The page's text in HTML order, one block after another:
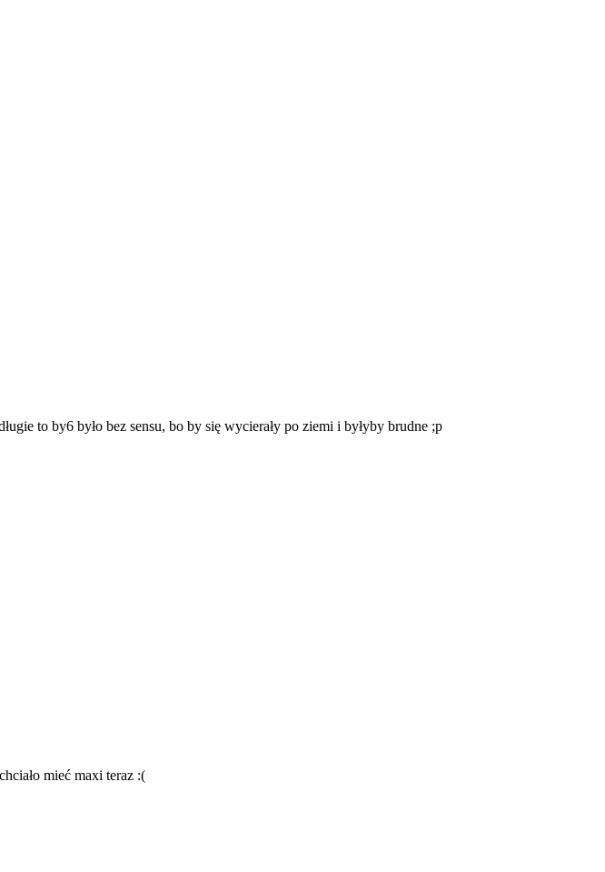
to by6 było bez sensu, bo by się wycierały po ziemi i byłyby brudne ;p
mieć maxi teraz :(